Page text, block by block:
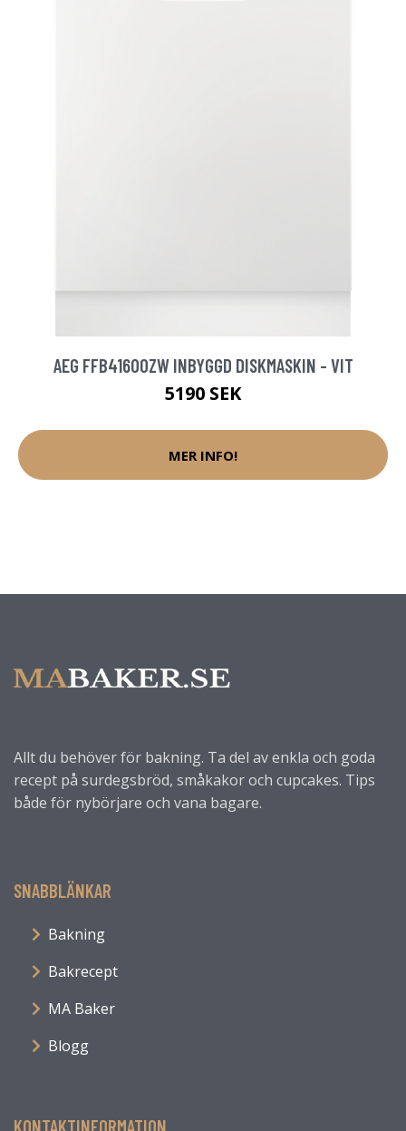
AEG FFB41600ZW INBYGGD DISKMASKIN - VIT
5190 SEK
MER INFO!
Allt du behöver för bakning. Ta del av enkla och goda
recept på surdegsbröd, småkakor och cupcakes. Tips
både för nybörjare och vana bagare.
SNABBLÄNKAR
Bakning
Bakrecept
MA Baker
Blogg
KONTAKTINFORMATION